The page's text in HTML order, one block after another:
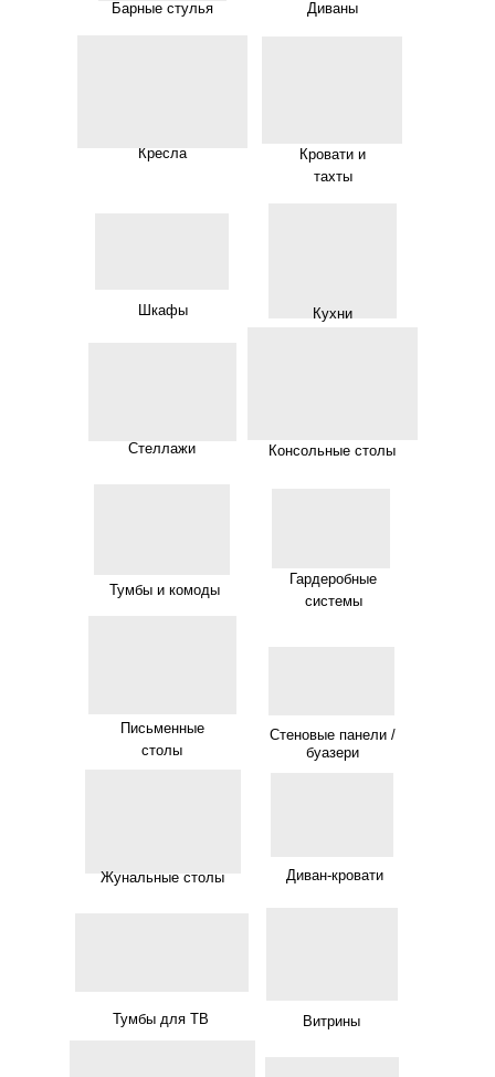
Барные стулья Диваны
Стеллажи
Кровати и
тахты
Кухни
Кресла
Тумбы и комоды
Консольные столы
Витрины
Диван-кровати
Тумбы для ТВ
Жунальные столы
Гардеробные
системы
Шкафы
Стеновые панели /
буазери
Письменные
столы